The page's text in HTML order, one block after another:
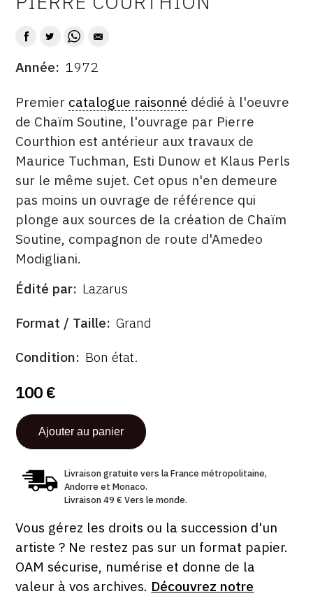
SUIVEZ-NOUS
INSTAGRAM
FACEBOOK
TWITTER
AUTEUR
DATE
Année 1972
DESCRITPTION
Premier catalogue raisonné dédié à l'oeuvre
de Chaïm Soutine, l'ouvrage par Pierre
Courthion est antérieur aux travaux de
Maurice Tuchman, Esti Dunow et Klaus Perls
sur le même sujet. Cet opus n'en demeure
pas moins un ouvrage de référence qui
plonge aux sources de la création de Chaïm
Soutine, compagnon de route d'Amedeo
Modigliani.
ÉDITÉ
Édité par Lazarus
FORMAT
Format / Taille Grand
ÉTAT
Condition Bon état.
100 €
Livraison gratuite vers la France métropolitaine,
Andorre et Monaco.
Livraison 49 € Vers le monde.
Vous gérez les droits ou la succession d'un
artiste ? Ne restez pas sur un format papier.
OAM sécurise, numérise et donne de la
valeur à vos archives. Découvrez notre